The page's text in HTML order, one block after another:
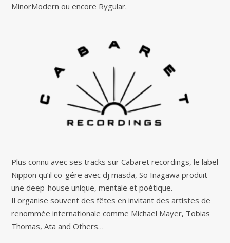
MinorModern ou encore Rygular.
Plus connu avec ses tracks sur Cabaret recordings, le label
Nippon qu’il co-gére avec dj masda, So Inagawa produit
une deep-house unique, mentale et poétique.
Il organise souvent des fêtes en invitant des artistes de
renommée internationale comme Michael Mayer, Tobias
Thomas, Ata and Others…